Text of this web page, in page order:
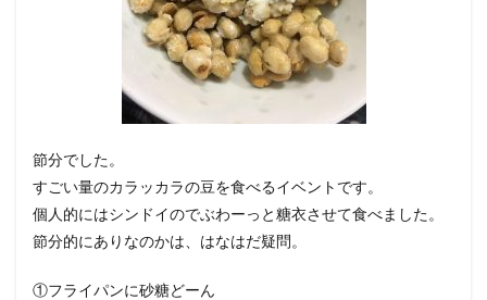
節分でした。
すごい量のカラッカラの豆を食べるイベントです。
個人的にはシンドイのでぶわーっと糖衣させて食べました。
節分的にありなのかは、はなはだ疑問。
①フライパンに砂糖どーん